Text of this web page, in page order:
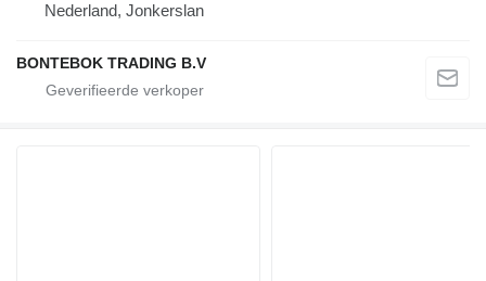
Nederland, Jonkerslan
BONTEBOK TRADING B.V